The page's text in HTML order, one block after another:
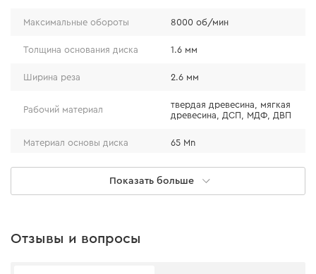
Максимальные обороты 8000 об/мин
Толщина основания диска 1.6 мм
Ширина реза 2.6 мм
Рабочий материал
твердая древесина, мягкая
древесина, ДСП, МДФ, ДВП
Материал основы диска 65 Mn
Линейка ULTRA
Показать больше
Отзывы и вопросы